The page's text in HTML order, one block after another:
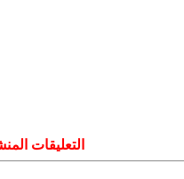
التعليقات